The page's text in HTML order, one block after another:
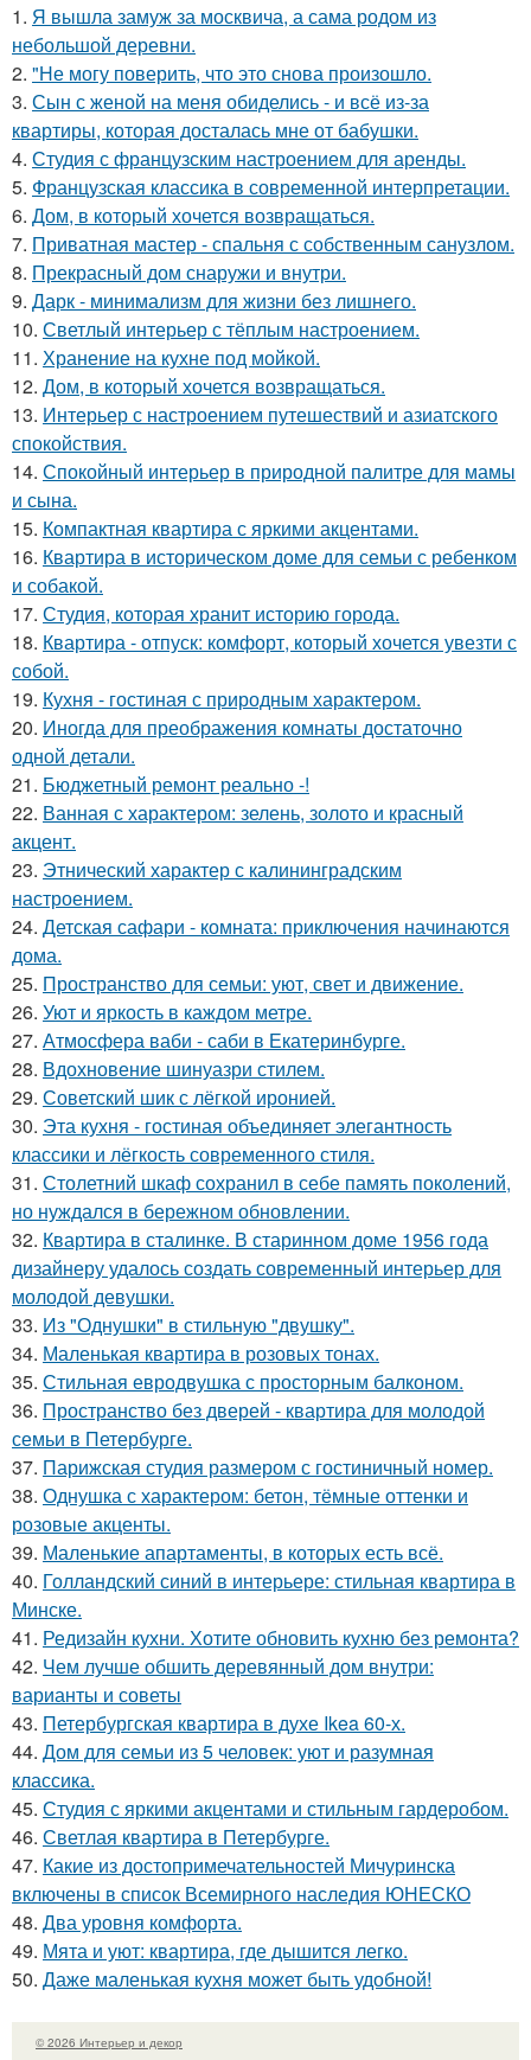
1. Я вышла замуж за москвича, а сама родом из
небольшой деревни.
2. "Не могу поверить, что это снова произошло.
3. Сын с женой на меня обиделись - и всё из-за
квартиры, которая досталась мне от бабушки.
4. Студия с французским настроением для аренды.
5. Французская классика в современной интерпретации.
6. Дом, в который хочется возвращаться.
7. Приватная мастер - спальня с собственным санузлом.
8. Прекрасный дом снаружи и внутри.
9. Дарк - минимализм для жизни без лишнего.
10. Светлый интерьер с тёплым настроением.
11. Хранение на кухне под мойкой.
12. Дом, в который хочется возвращаться.
13. Интерьер с настроением путешествий и азиатского
спокойствия.
14. Спокойный интерьер в природной палитре для мамы
и сына.
15. Компактная квартира с яркими акцентами.
16. Квартира в историческом доме для семьи с ребенком
и собакой.
17. Студия, которая хранит историю города.
18. Квартира - отпуск: комфорт, который хочется увезти с
собой.
19. Кухня - гостиная с природным характером.
20. Иногда для преображения комнаты достаточно
одной детали.
21. Бюджетный ремонт реально -!
22. Ванная с характером: зелень, золото и красный
акцент.
23. Этнический характер с калининградским
настроением.
24. Детская сафари - комната: приключения начинаются
дома.
25. Пространство для семьи: уют, свет и движение.
26. Уют и яркость в каждом метре.
27. Атмосфера ваби - саби в Екатеринбурге.
28. Вдохновение шинуазри стилем.
29. Советский шик с лёгкой иронией.
30. Эта кухня - гостиная объединяет элегантность
классики и лёгкость современного стиля.
31. Столетний шкаф сохранил в себе память поколений,
но нуждался в бережном обновлении.
32. Квартира в сталинке. В старинном доме 1956 года
дизайнеру удалось создать современный интерьер для
молодой девушки.
33. Из "Однушки" в стильную "двушку".
34. Маленькая квартира в розовых тонах.
35. Стильная евродвушка с просторным балконом.
36. Пространство без дверей - квартира для молодой
семьи в Петербурге.
37. Парижская студия размером с гостиничный номер.
38. Однушка с характером: бетон, тёмные оттенки и
розовые акценты.
39. Маленькие апартаменты, в которых есть всё.
40. Голландский синий в интерьере: стильная квартира в
Минске.
41. Редизайн кухни. Хотите обновить кухню без ремонта?
42. Чем лучше обшить деревянный дом внутри:
варианты и советы
43. Петербургская квартира в духе Ikea 60-х.
44. Дом для семьи из 5 человек: уют и разумная
классика.
45. Студия с яркими акцентами и стильным гардеробом.
46. Светлая квартира в Петербурге.
47. Какие из достопримечательностей Мичуринска
включены в список Всемирного наследия ЮНЕСКО
48. Два уровня комфорта.
49. Мята и уют: квартира, где дышится легко.
50. Даже маленькая кухня может быть удобной!
© 2026 Интерьер и декор